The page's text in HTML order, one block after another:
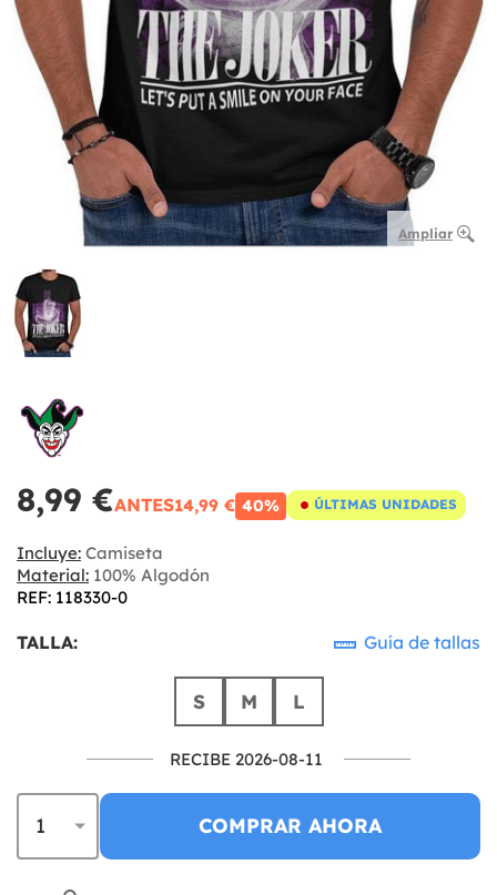
Ampliar
8,99 €ANTES14,99 € 40% ÚLTIMAS UNIDADES
Incluye: Camiseta
Material: 100% Algodón
REF: 118330-0
TALLA: Guía de tallas
S M L
RECIBE 2026-08-11
COMPRAR AHORA